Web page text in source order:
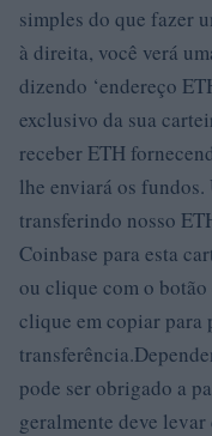
simples do que fazer
à direita, você verá
dizendo ‘endereço
exclusivo da sua
receber ETH
lhe enviará os fundos.
transferindo nosso
Coinbase para esta
ou clique com o
clique em copiar para
pode ser obrigado a
geralmente deve